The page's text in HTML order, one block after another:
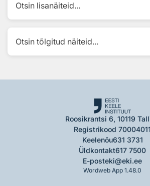
Otsin lisanäiteid...
Otsin tõlgitud näiteid...
Roosikrantsi 6, 10119
Registrikood 70004011
Keelenõu631 3731
Üldkontakt617 7500
E-posteki@eki.ee
Wordweb App 1.48.0